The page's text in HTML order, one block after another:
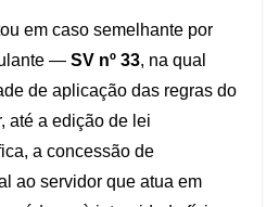
em caso semelhante por
— SV nº 33, na qual
de aplicação das regras do
até a edição de lei
a concessão de
ao servidor que atua em